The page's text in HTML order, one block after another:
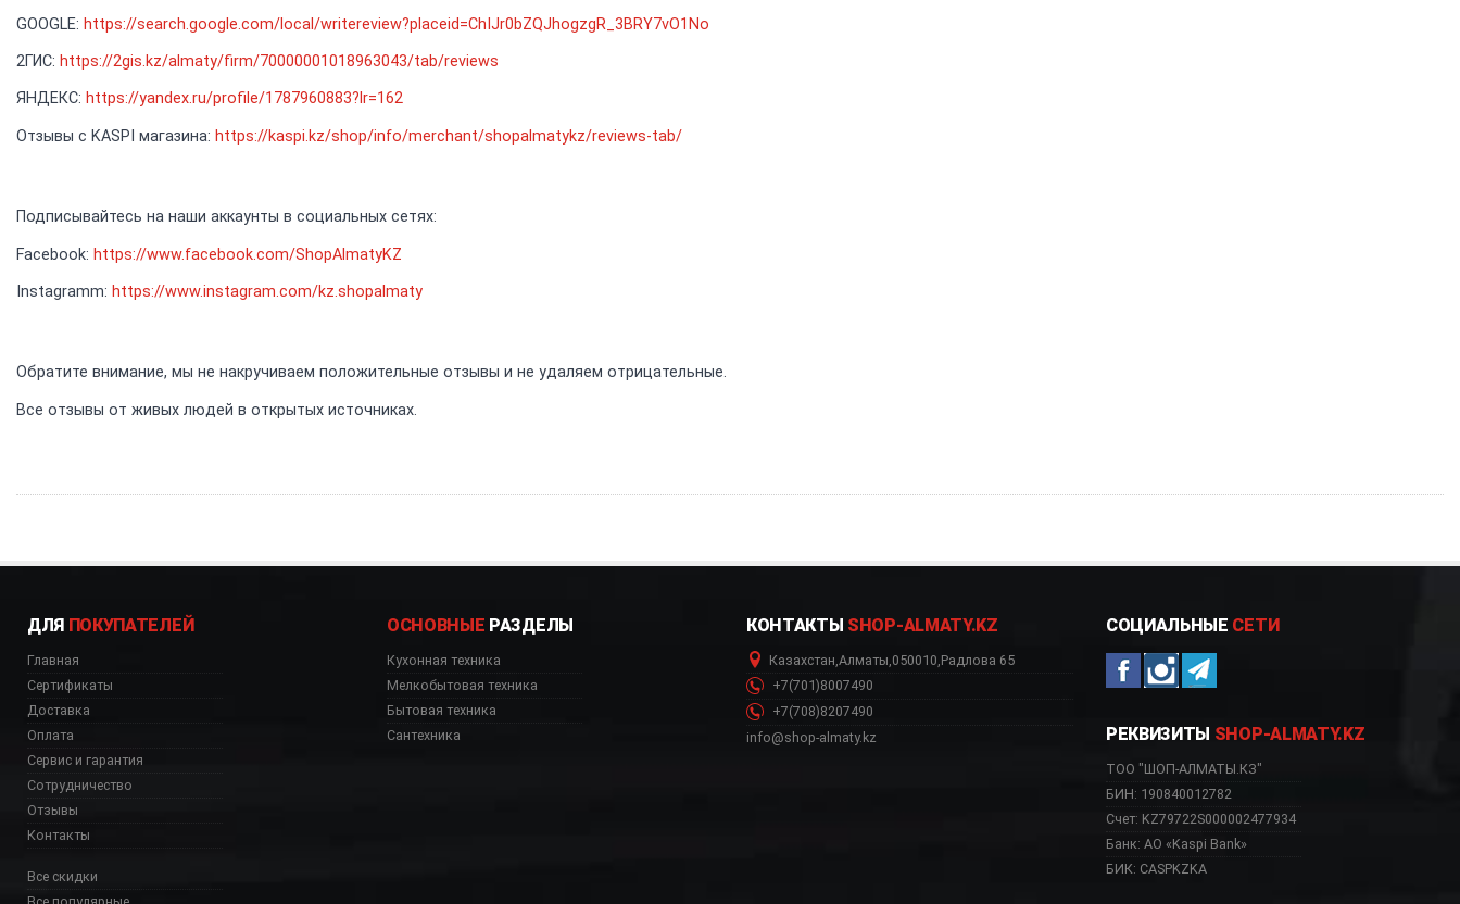
GOOGLE: https://search.google.com/local/writereview?placeid=ChIJr0bZQJhogzgR_3BRY7vO1No
2ГИС: https://2gis.kz/almaty/firm/70000001018963043/tab/reviews
ЯНДЕКС: https://yandex.ru/profile/1787960883?lr=162
Отзывы с KASPI магазина: https://kaspi.kz/shop/info/merchant/shopalmatykz/reviews-tab/
Подписывайтесь на наши аккаунты в социальных сетях:
Facebook: https://www.facebook.com/ShopAlmatyKZ
Instagramm: https://www.instagram.com/kz.shopalmaty
Обратите внимание, мы не накручиваем положительные отзывы и не удаляем отрицательные.
Все отзывы от живых людей в открытых источниках.
ДЛЯ ПОКУПАТЕЛЕЙ
Главная
Сертификаты
Доставка
Оплата
Сервис и гарантия
Сотрудничество
Отзывы
Контакты
Все скидки
ОСНОВНЫЕ РАЗДЕЛЫ
Кухонная техника
Мелкобытовая техника
Бытовая техника
Сантехника
КОНТАКТЫ SHOP-ALMATY.KZ
Казахстан Алматы 050010 Радлова 65
+7(701)8007490
+7(708)8207490
info@shop-almaty.kz
СОЦИАЛЬНЫЕ СЕТИ
РЕКВИЗИТЫ SHOP-ALMATY.KZ
ТОО "ШОП-АЛМАТЫ.КЗ"
БИН: 190840012782
Счет: KZ79722S000002477934
Банк: АО «Kaspi Bank»
БИК: CASPKZKA